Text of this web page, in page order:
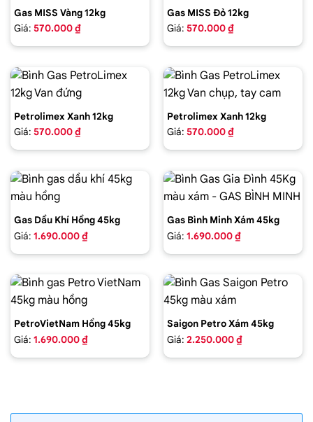
Gas MISS Vàng 12kg
Giá: 570.000 ₫
Gas MISS Đỏ 12kg
Giá: 570.000 ₫
Petrolimex Xanh 12kg
Giá: 570.000 ₫
Petrolimex Xanh 12kg
Giá: 570.000 ₫
Gas Dầu Khí Hồng 45kg
Giá: 1.690.000 ₫
Gas Bình Minh Xám 45kg
Giá: 1.690.000 ₫
PetroVietNam Hồng 45kg
Giá: 1.690.000 ₫
Saigon Petro Xám 45kg
Giá: 2.250.000 ₫